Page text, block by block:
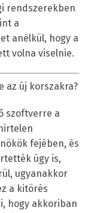
rendszerekben
a
anélkül, hogy a
volna viselnie.
az új korszakra?
szoftverre a
fejében, és
úgy is,
ugyanakkor
a kitörés
hogy akkoriban